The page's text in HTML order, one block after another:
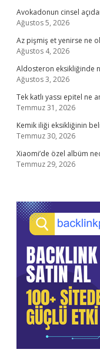
Avokadonun cinsel
Ağustos 5, 2026
Az pişmiş et yenirse ne
Ağustos 4, 2026
Aldosteron eksikliğinde
Ağustos 3, 2026
Tek katlı yassı epitel ne
Temmuz 31, 2026
Kemik iliği eksikliğinin
Temmuz 30, 2026
Xiaomi’de özel albüm
Temmuz 29, 2026